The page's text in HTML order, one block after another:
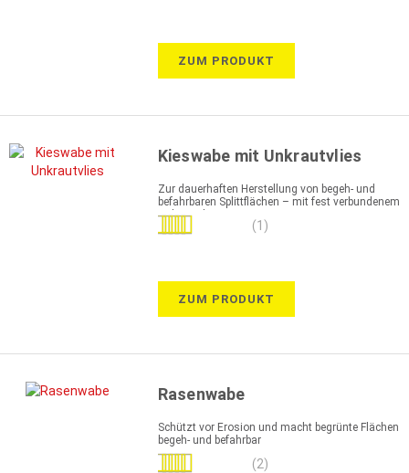
ZUM PRODUKT
Kieswabe mit Unkrautvlies
Zur dauerhaften Herstellung von begeh- und
befahrbaren Splittflächen – mit fest verbundenem
Unkrautvlies
Bewertung: (1)
ZUM PRODUKT
Rasenwabe
Schützt vor Erosion und macht begrünte Flächen
begeh- und befahrbar
Bewertung:
(2)